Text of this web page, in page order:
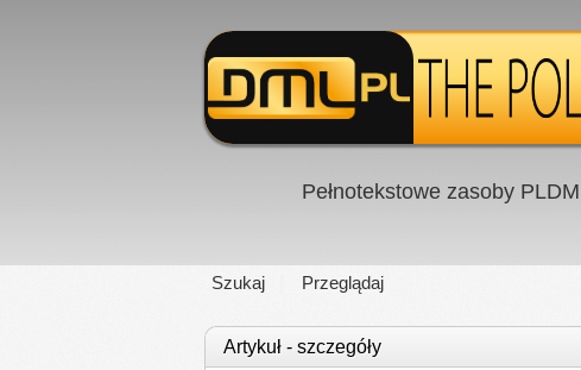
Pełnotekstowe zasoby
Szukaj Przeglądaj
Artykuł - szczegóły